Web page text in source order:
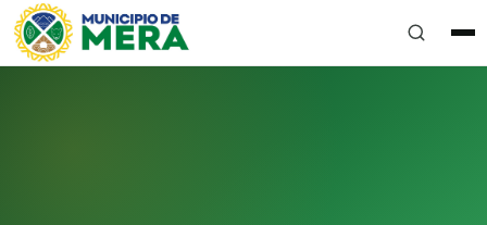
Gobierno Autónomo Descentralizado Municipal del